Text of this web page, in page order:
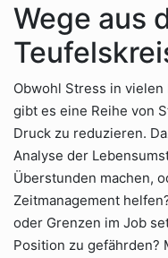
Wege aus
Obwohl Stress in
gibt es eine Reihe von
Druck zu reduzieren.
Analyse der
Überstunden machen,
Zeitmanagement
oder Grenzen im Job
Position zu gefährden?